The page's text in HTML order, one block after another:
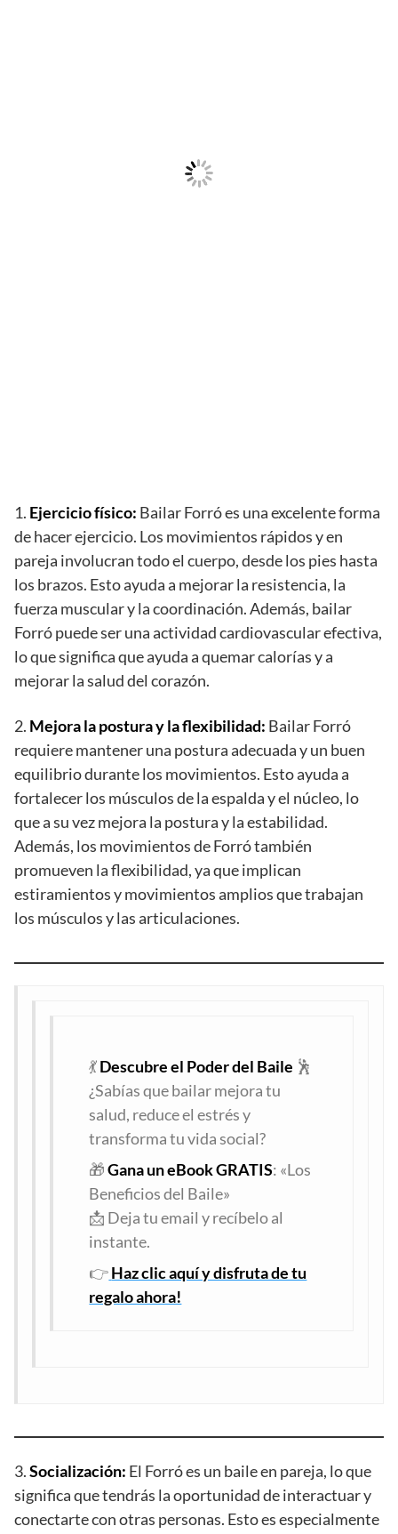
1. Ejercicio físico: Bailar Forró es una excelente forma
de hacer ejercicio. Los movimientos rápidos y en
pareja involucran todo el cuerpo, desde los pies hasta
los brazos. Esto ayuda a mejorar la resistencia, la
fuerza muscular y la coordinación. Además, bailar
Forró puede ser una actividad cardiovascular efectiva,
lo que significa que ayuda a quemar calorías y a
mejorar la salud del corazón.
2. Mejora la postura y la flexibilidad: Bailar Forró
requiere mantener una postura adecuada y un buen
equilibrio durante los movimientos. Esto ayuda a
fortalecer los músculos de la espalda y el núcleo, lo
que a su vez mejora la postura y la estabilidad.
Además, los movimientos de Forró también
promueven la flexibilidad, ya que implican
estiramientos y movimientos amplios que trabajan
los músculos y las articulaciones.
💃Descubre el Poder del Baile 🕺
¿Sabías que bailar mejora tu
salud, reduce el estrés y
transforma tu vida social?
🎁Gana un eBook GRATIS: «Los
Beneficios del Baile»
📩 Deja tu email y recíbelo al
instante.
👉Haz clic aquí y disfruta de tu
regalo ahora!
3.Socialización: El Forró es un baile en pareja, lo que
significa que tendrás la oportunidad de interactuar y
conectarte con otras personas. Esto es especialmente